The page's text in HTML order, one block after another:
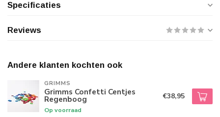
Specificaties
Reviews
Andere klanten kochten ook
GRIMMS
Grimms Confetti Centjes
Regenboog
Op voorraad
€38,95